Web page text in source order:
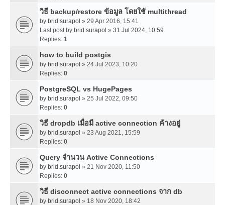
วิธี backup/restore ข้อมูล โดยใช้ multithread
by brid.surapol » 29 Apr 2016, 15:41
Last post by brid.surapol » 31 Jul 2024, 10:59
Replies: 1
how to build postgis
by brid.surapol » 24 Jul 2023, 10:20
Replies: 0
PostgreSQL vs HugePages
by brid.surapol » 25 Jul 2022, 09:50
Replies: 0
วิธี dropdb เมื่อมี active connection ค้างอยู่
by brid.surapol » 23 Aug 2021, 15:59
Replies: 0
Query จำนวน Active Connections
by brid.surapol » 21 Nov 2020, 11:50
Replies: 0
วิธี disconnect active connections จาก db
by brid.surapol » 18 Nov 2020, 18:42